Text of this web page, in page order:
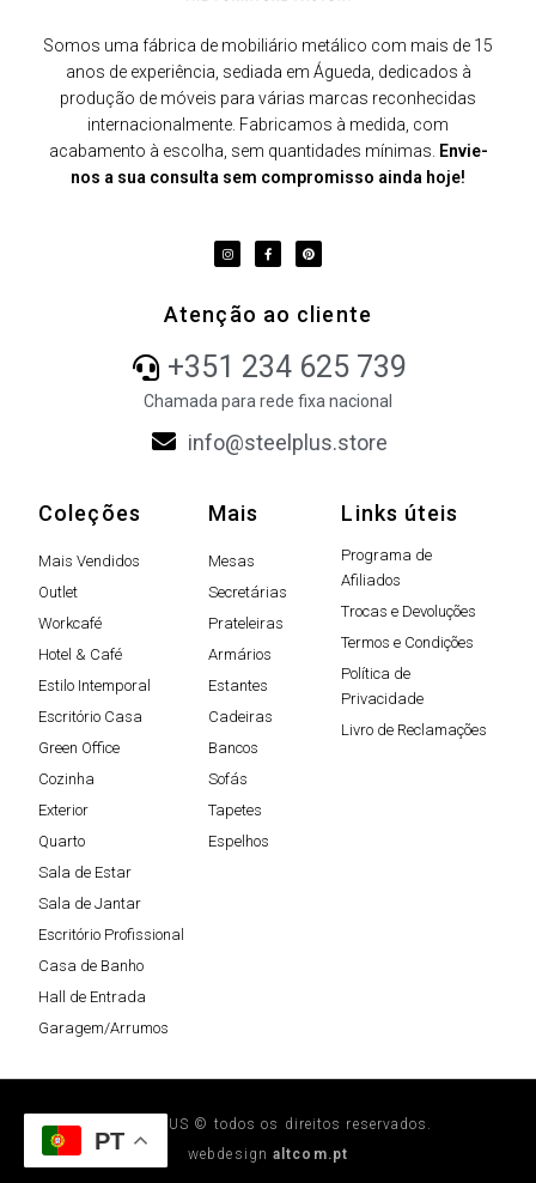
Somos uma fábrica de mobiliário metálico com mais de 15
anos de experiência, sediada em Águeda, dedicados à
produção de móveis para várias marcas reconhecidas
internacionalmente. Fabricamos à medida, com
acabamento à escolha, sem quantidades mínimas. Envie-
nos a sua consulta sem compromisso ainda hoje!
Atenção ao cliente
+351 234 625 739
Chamada para rede fixa nacional
info@steelplus.store
Coleções
Mais Vendidos
Outlet
Workcafé
Hotel & Café
Estilo Intemporal
Escritório Casa
Green Office
Cozinha
Exterior
Quarto
Sala de Estar
Sala de Jantar
Escritório Profissional
Casa de Banho
Hall de Entrada
Garagem/Arrumos
Mais
Mesas
Secretárias
Prateleiras
Armários
Estantes
Cadeiras
Bancos
Sofás
Tapetes
Espelhos
Links úteis
Programa de
Afiliados
Trocas e Devoluções
Termos e Condições
Política de
Privacidade
Livro de Reclamações
STEELPLUS © todos os direitos reservados.
webdesignaltcom.pt
PT